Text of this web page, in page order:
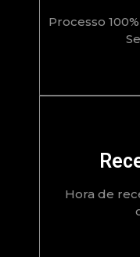
Processo
Hora de